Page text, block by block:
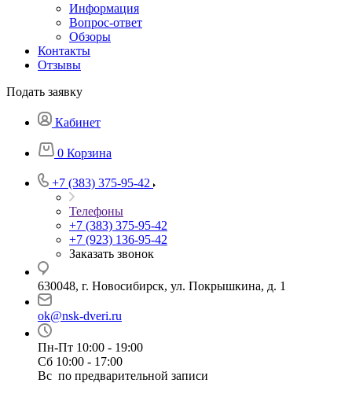
Информация
Вопрос-ответ
Обзоры
Контакты
Отзывы
Подать заявку
Кабинет
0 Корзина
+7 (383) 375-95-42
Телефоны
+7 (383) 375-95-42
+7 (923) 136-95-42
Заказать звонок
630048, г. Новосибирск, ул. Покрышкина, д. 1
ok@nsk-dveri.ru
Пн-Пт 10:00 - 19:00
Сб 10:00 - 17:00
Вс по предварительной записи